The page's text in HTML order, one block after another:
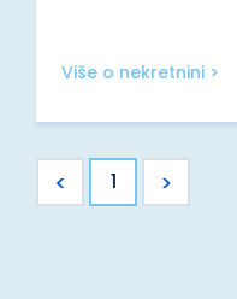
Više o nekretnini >
< 1 >